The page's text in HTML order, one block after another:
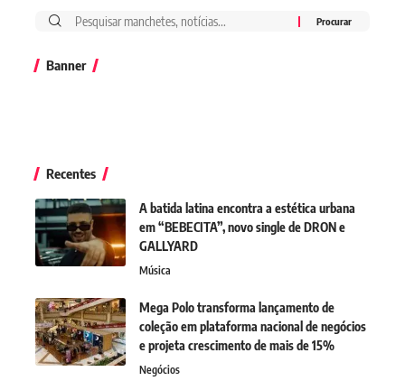
Banner
Recentes
A batida latina encontra a estética urbana
em “BEBECITA”, novo single de DRON e
GALLYARD
Música
Mega Polo transforma lançamento de
coleção em plataforma nacional de negócios
e projeta crescimento de mais de 15%
Negócios